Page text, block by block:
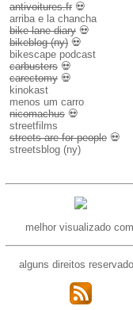
antivoitures.fr 💀
arriba e la chancha
bike lane diary 💀
bikeblog (ny) 💀
bikescape podcast
carbusters 💀
carectomy 💀
kinokast
menos um carro
nicomachus 💀
streetfilms
streets are for people 💀
streetsblog (ny)
melhor visualizado
alguns direitos